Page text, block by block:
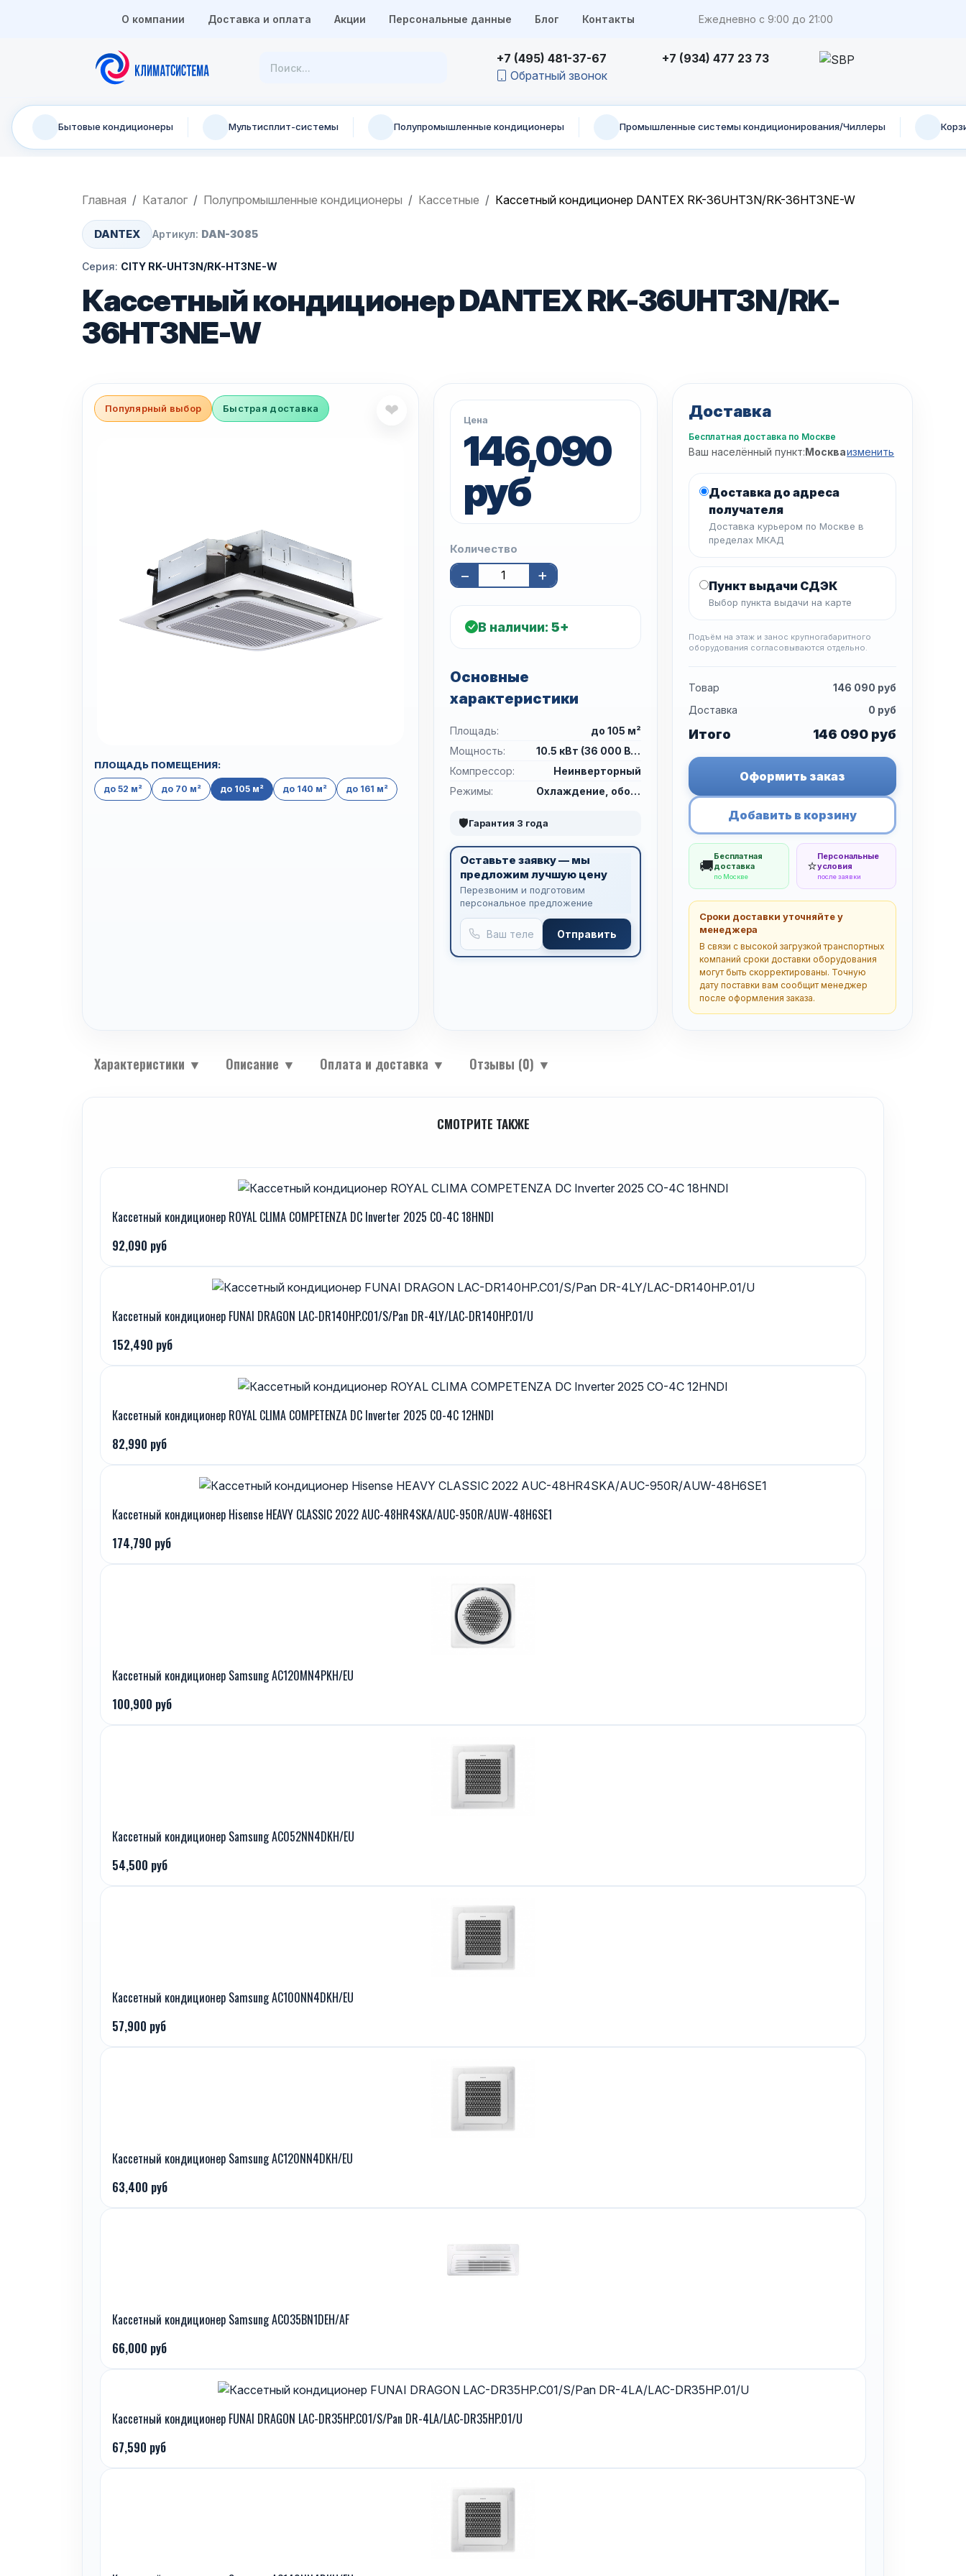
О компании Доставка и оплата Акции Персональные данные Блог Контакты Ежедневно с 9:00 до 21:00
+7 (495) 481-37-67
Обратный звонок
+7 (934) 477 23 73
Бытовые кондиционеры Мультисплит-системы Полупромышленные кондиционеры Промышленные системы кондиционирования/Чиллеры
Главная Каталог Полупромышленные кондиционеры Кассетные Кассетный кондиционер DANTEX RK-36UHT3N/RK-36HT3NE-W
DANTEX Артикул: DAN-3085
Серия: CITY RK-UHT3N/RK-HT3NE-W
Кассетный кондиционер DANTEX RK-36UHT3N/RK-
36HT3NE-W
Популярный выбор Быстрая доставка ❤
ПЛОЩАДЬ ПОМЕЩЕНИЯ:
до 52 м² до 70 м² до 105 м² до 140 м² до 161 м²
Цена
146,090
руб
Количество
− +
В наличии: 5+
Основные
характеристики
Площадь:
до 105 м²
Мощность:
10.5 кВт (36 000 BTU)
Компрессор:
Неинверторный
Режимы:
Охлаждение, обогрев
🛡Гарантия 3 года
Оставьте заявку — мы
предложим лучшую цену
Перезвоним и подготовим
персональное предложение
Отправить
Доставка
Бесплатная доставка по Москве
Ваш населённый пункт:Москваизменить
Доставка до адреса
получателя
Доставка курьером по Москве в
пределах МКАД
Пункт выдачи СДЭК
Выбор пункта выдачи на карте
Подъём на этаж и занос крупногабаритного
оборудования согласовываются отдельно.
Товар 146 090 руб
Доставка
0 руб
Итого 146 090руб
Оформить заказ
Добавить в корзину
🚚
Бесплатная
доставка
по Москве
⭐
Персональные
условия
после заявки
Сроки доставки уточняйте у
менеджера
В связи с высокой загрузкой транспортных
компаний сроки доставки оборудования
могут быть скорректированы. Точную
дату поставки вам сообщит менеджер
после оформления заказа.
Характеристики ▼ Описание ▼ Оплата и доставка ▼ Отзывы (0) ▼
СМОТРИТЕ ТАКЖЕ
Кассетный кондиционер ROYAL CLIMA COMPETENZA DC Inverter 2025 CO-4C 18HNDI
92,090 руб
Кассетный кондиционер FUNAI DRAGON LAC-DR140HP.C01/S/Pan DR-4LY/LAC-DR140HP.01/U
152,490 руб
Кассетный кондиционер ROYAL CLIMA COMPETENZA DC Inverter 2025 CO-4C 12HNDI
82,990 руб
Кассетный кондиционер Hisense HEAVY CLASSIC 2022 AUC-48HR4SKA/AUC-950R/AUW-48H6SE1
174,790 руб
Кассетный кондиционер Samsung AC120MN4PKH/EU
100,900 руб
Кассетный кондиционер Samsung AC052NN4DKH/EU
54,500 руб
Кассетный кондиционер Samsung AC100NN4DKH/EU
57,900 руб
Кассетный кондиционер Samsung AC120NN4DKH/EU
63,400 руб
Кассетный кондиционер Samsung AC035BN1DEH/AF
66,000 руб
Кассетный кондиционер FUNAI DRAGON LAC-DR35HP.C01/S/Pan DR-4LA/LAC-DR35HP.01/U
67,590 руб